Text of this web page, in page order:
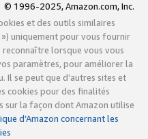
© 1996-2025, Amazon.com, Inc.
et des outils similaires
uniquement pour vous fournir
lorsque vous vous
paramètres, pour améliorer la
Il se peut que d’autres sites et
cookies pour des finalités
sur la façon dont Amazon utilise
d’Amazon concernant les